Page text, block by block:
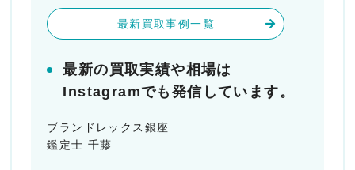
最新買取事例一覧
最新の買取実績や相場は
Instagramでも発信しています。
ブランドレックス銀座
鑑定士 千藤